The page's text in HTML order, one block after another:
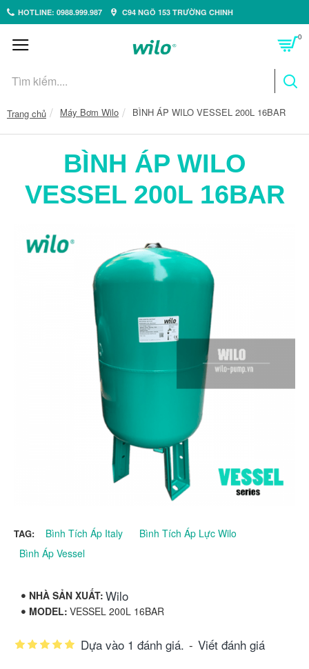
HOTLINE: 0988.999.987 C94 NGÕ 153 TRƯỜNG CHINH
0
Trang chủ Máy Bơm Wilo BÌNH ÁP WILO VESSEL 200L 16BAR
BÌNH ÁP WILO
VESSEL 200L 16BAR
TAG: Bình Tích Áp Italy
Bình Tích Áp Lực Wilo
Bình Áp Vessel
NHÀ SẢN XUẤT: Wilo
MODEL: VESSEL 200L 16BAR
Dựa vào 1 đánh giá. - Viết đánh giá